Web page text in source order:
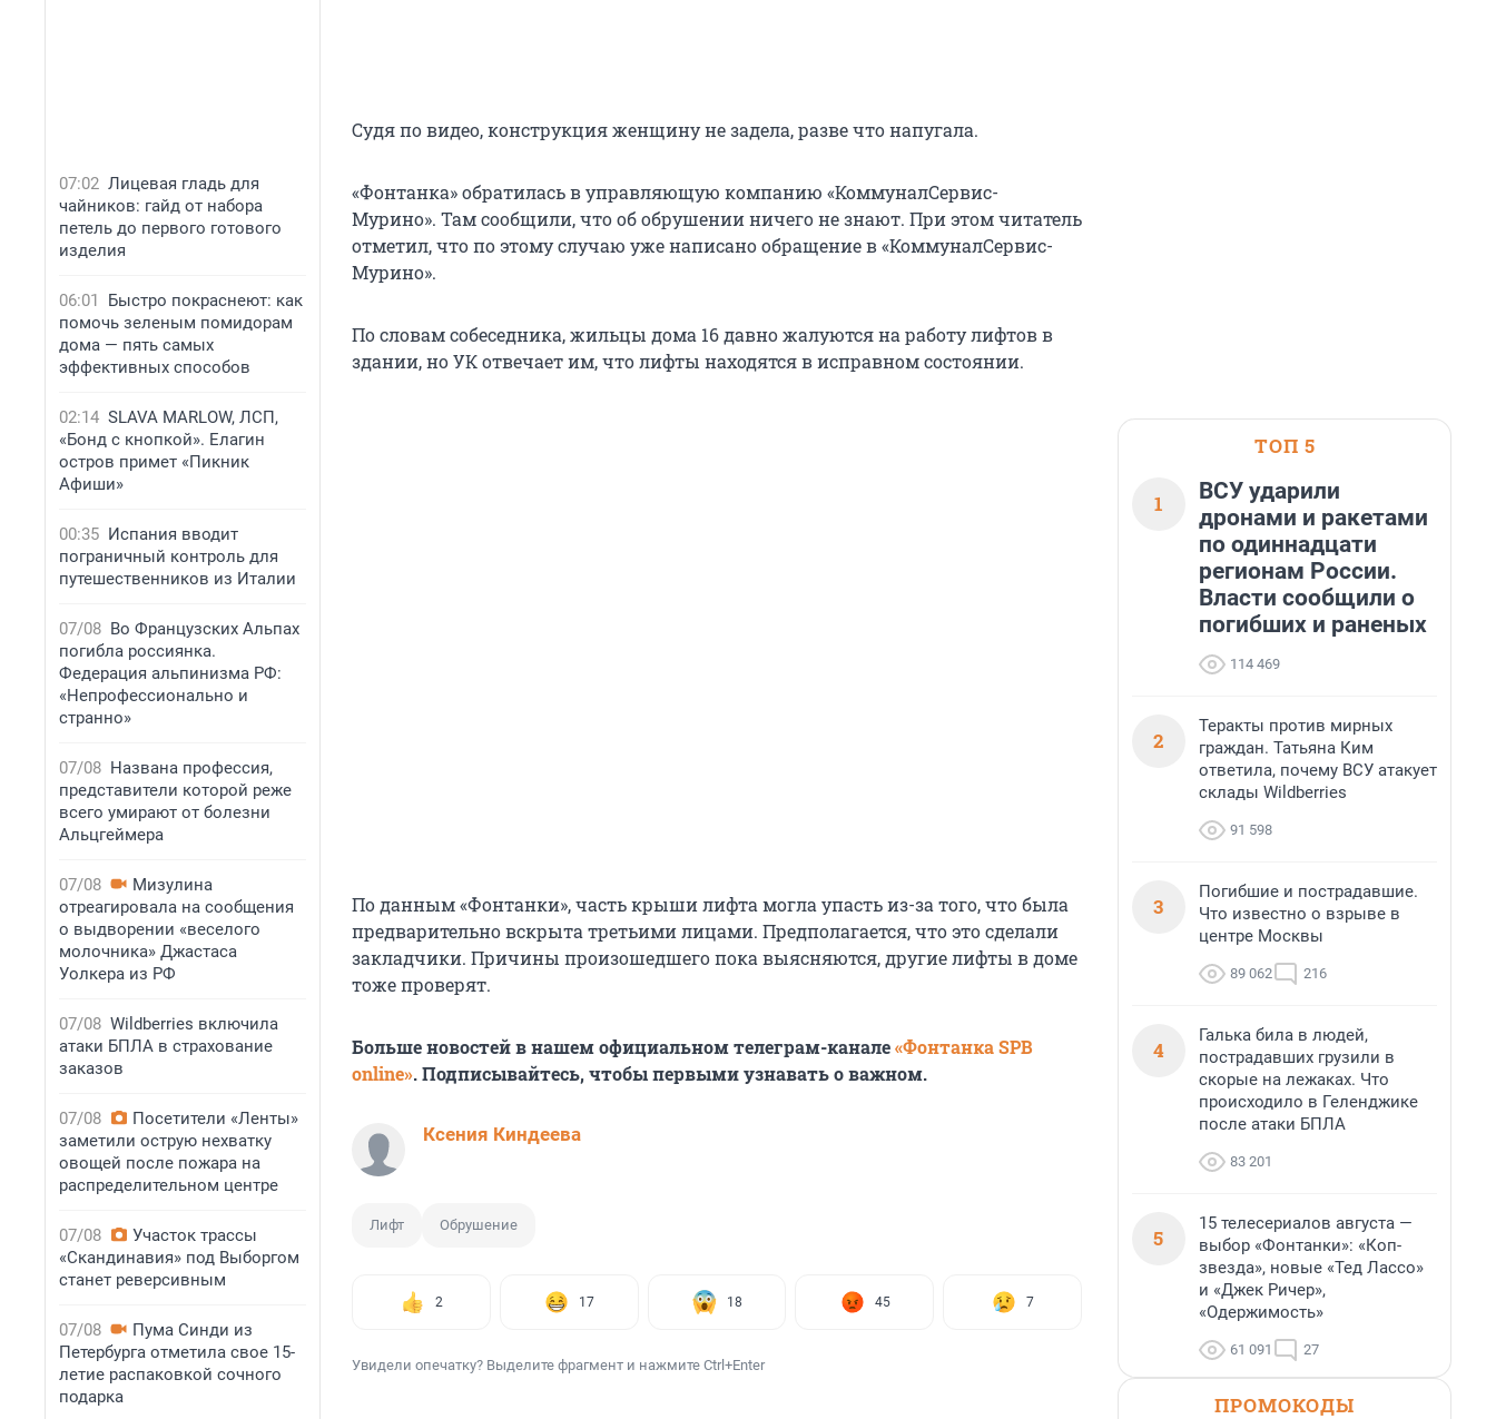
07:02 Лицевая гладь для
чайников: гайд от набора
петель до первого готового
изделия
06:01
Быстро покраснеют: как
помочь зеленым помидорам
дома — пять самых
эффективных способов
02:14 SLAVA MARLOW, ЛСП,
«Бонд с кнопкой». Елагин
остров примет «Пикник
Афиши»
00:35 Испания вводит
пограничный контроль для
путешественников из Италии
07/08 Во Французских Альпах
погибла россиянка.
Федерация альпинизма РФ:
«Непрофессионально и
странно»
07/08 Названа профессия,
представители которой реже
всего умирают от болезни
Альцгеймера
07/08
Мизулина
отреагировала на сообщения
о выдворении «веселого
молочника» Джастаса
Уолкера из РФ
07/08 Wildberries включила
атаки БПЛА в страхование
заказов
07/08
Посетители «Ленты»
заметили острую нехватку
овощей после пожара на
распределительном центре
07/08
Участок трассы
«Скандинавия» под Выборгом
станет реверсивным
07/08
Пума Синди из
Петербурга отметила свое 15-
летие распаковкой сочного
подарка
Судя по видео, конструкция женщину не задела, разве что напугала.
«Фонтанка» обратилась в управляющую компанию «КоммуналСервис-
Мурино». Там сообщили, что об обрушении ничего не знают. При этом читатель
отметил, что по этому случаю уже написано обращение в «КоммуналСервис-
Мурино».
По словам собеседника, жильцы дома 16 давно жалуются на работу лифтов в
здании, но УК отвечает им, что лифты находятся в исправном состоянии.
По данным «Фонтанки», часть крыши лифта могла упасть из-за того, что была
предварительно вскрыта третьими лицами. Предполагается, что это сделали
закладчики. Причины произошедшего пока выясняются, другие лифты в доме
тоже проверят.
Больше новостей в нашем официальном телеграм-канале«Фонтанка SPB
online». Подписывайтесь, чтобы первыми узнавать о важном.
Ксения Киндеева
Лифт Обрушение
2 17 18 45 7
Увидели опечатку? Выделите фрагмент и нажмите Ctrl+Enter
ТОП 5
1
ВСУ ударили
дронами и ракетами
по одиннадцати
регионам России.
Власти сообщили о
погибших и раненых
114 469
2
Теракты против мирных
граждан. Татьяна Ким
ответила, почему ВСУ атакует
склады Wildberries
91 598
3
Погибшие и пострадавшие.
Что известно о взрыве в
центре Москвы
89 062 216
4
Галька била в людей,
пострадавших грузили в
скорые на лежаках. Что
происходило в Геленджике
после атаки БПЛА
83 201
5
15 телесериалов августа —
выбор «Фонтанки»: «Коп-
звезда», новые «Тед Лассо»
и «Джек Ричер»,
«Одержимость»
61 091 27
ПРОМОКОДЫ